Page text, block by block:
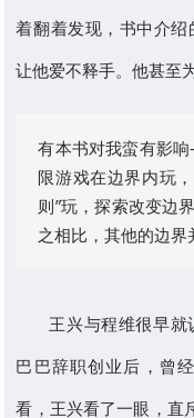
着翻着发现，书中介
让他爱不释手。他甚至
有本书对我蛮有影
限游戏在边界内玩
则”玩，探索改变边
之相比，其他的边界
王兴与程维很早
巴巴辞职创业后，曾
看，王兴看了一眼，直